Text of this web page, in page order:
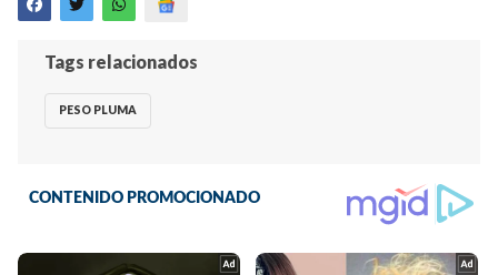
Tags relacionados
PESO PLUMA